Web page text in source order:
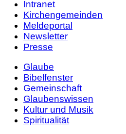
Intranet
Kirchengemeinden
Meldeportal
Newsletter
Presse
Glaube
Bibelfenster
Gemeinschaft
Glaubenswissen
Kultur und Musik
Spiritualität